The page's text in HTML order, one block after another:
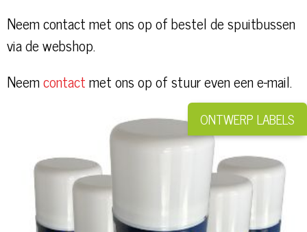
ONTWERP LABELS
Neem contact met ons op of bestel de spuitbussen
via de webshop.
Neemcontactmet ons op of stuur even een e-mail.